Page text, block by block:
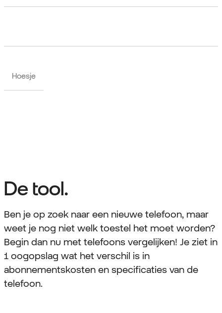
Hoesje
De tool.
Ben je op zoek naar een nieuwe telefoon, maar
weet je nog niet welk toestel het moet worden?
Begin dan nu met telefoons vergelijken! Je ziet in
1 oogopslag wat het verschil is in
abonnementskosten en specificaties van de
telefoon.